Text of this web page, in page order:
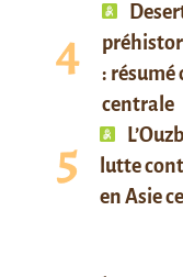
: résumé
centrale
lutte
en Asie